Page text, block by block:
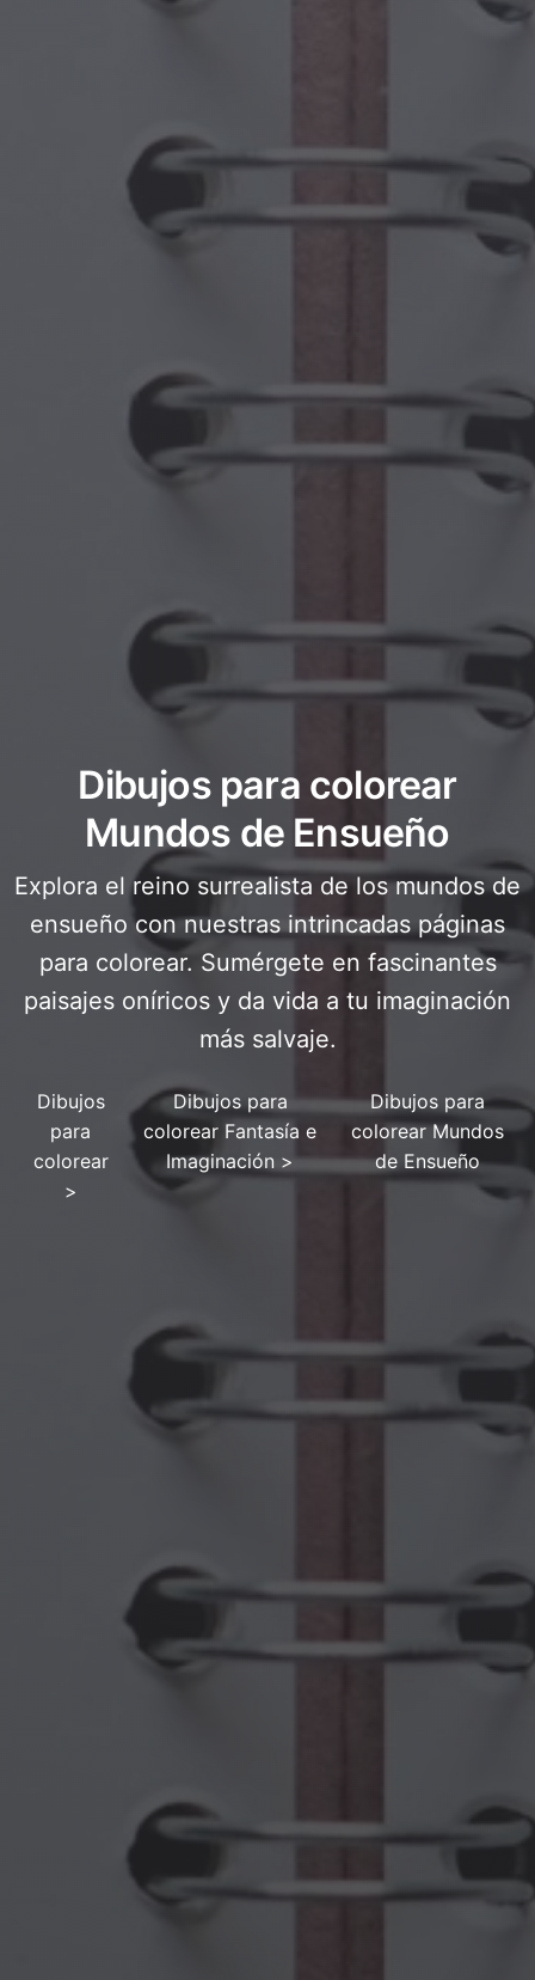
Dibujos para colorear
Mundos de Ensueño
Explora el reino surrealista de los mundos de
ensueño con nuestras intrincadas páginas
para colorear. Sumérgete en fascinantes
paisajes oníricos y da vida a tu imaginación
más salvaje.
Dibujos
para
colorear
>
Dibujos para
colorear Fantasía e
Imaginación >
Dibujos para
colorear Mundos
de Ensueño